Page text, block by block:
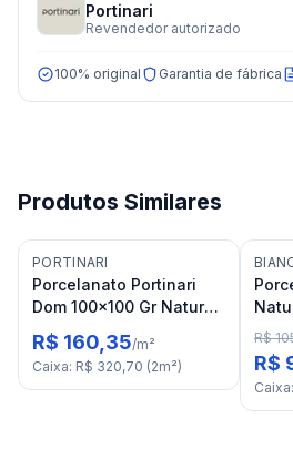
Portinari
Revendedor autorizado
100% original Garantia de fábrica
Produtos Similares
PORTINARI
Porcelanato Portinari
Dom 100x100 Gr Natural
RET "C"
R$ 160,35/m²
Caixa: R$ 320,70 (2m²)
RET
R$
R$
Caixa: